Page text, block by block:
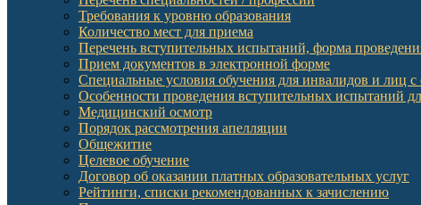
Требования к уровню образования
Количество мест для приема
Перечень вступительных испытаний, форма
Прием документов в электронной форме
Специальные условия обучения для инвалидов и лиц
Особенности проведения вступительных испытаний
Медицинский осмотр
Порядок рассмотрения апелляции
Общежитие
Целевое обучение
Договор об оказании платных образовательных услуг
Рейтинги, списки рекомендованных к зачислению